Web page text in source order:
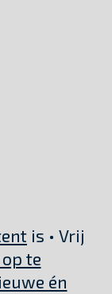
is • Vrij
te
én